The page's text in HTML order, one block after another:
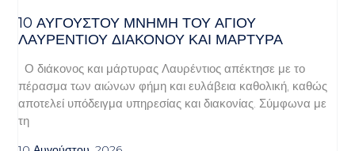
10 ΑΥΓΟΥΣΤΟΥ ΜΝΗΜΗ ΤΟΥ ΑΓΙΟΥ
ΛΑΥΡΕΝΤΙΟΥ ΔΙΑΚΟΝΟΥ ΚΑΙ ΜΑΡΤΥΡΑ
Ο διάκονος και μάρτυρας Λαυρέντιος απέκτησε με το
πέρασμα των αιώνων φήμη και ευλάβεια καθολική, καθώς
αποτελεί υπόδειγμα υπηρεσίας και διακονίας. Σύμφωνα με
τη